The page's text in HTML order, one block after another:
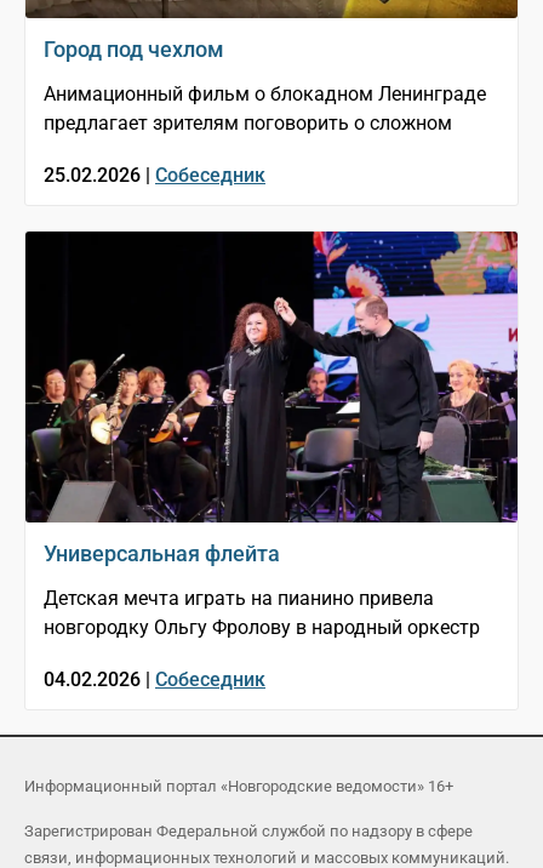
Город под чехлом
Анимационный фильм о блокадном Ленинграде
предлагает зрителям поговорить о сложном
25.02.2026 | Собеседник
Универсальная флейта
Детская мечта играть на пианино привела
новгородку Ольгу Фролову в народный оркестр
04.02.2026 | Собеседник
Информационный портал «Новгородские ведомости» 16+
Зарегистрирован Федеральной службой по надзору в сфере
связи, информационных технологий и массовых коммуникаций.